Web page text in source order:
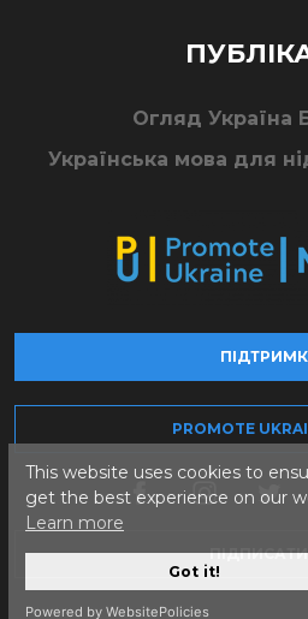
This website uses cookies to
get the best experience on our
Learn more
Got it!
Powered by WebsitePolicies
Огляд Україна
Українська мова для
PROMOTE